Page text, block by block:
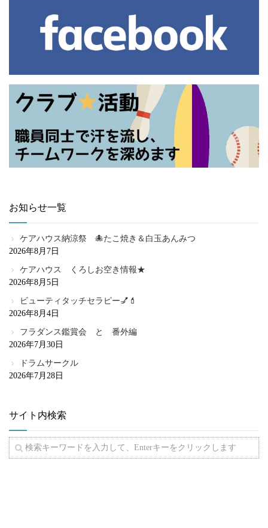
お知らせ一覧
ケアハウス納涼祭 🐙たこ焼き＆白玉あんみつ
2026年8月7日
ケアハウス くろしお空き情報★
2026年8月5日
ビューティタッチセラピー💅💄
2026年8月4日
フラダンス鑑賞会 と 番外編
2026年7月30日
ドラムサークル
2026年7月28日
サイト内検索